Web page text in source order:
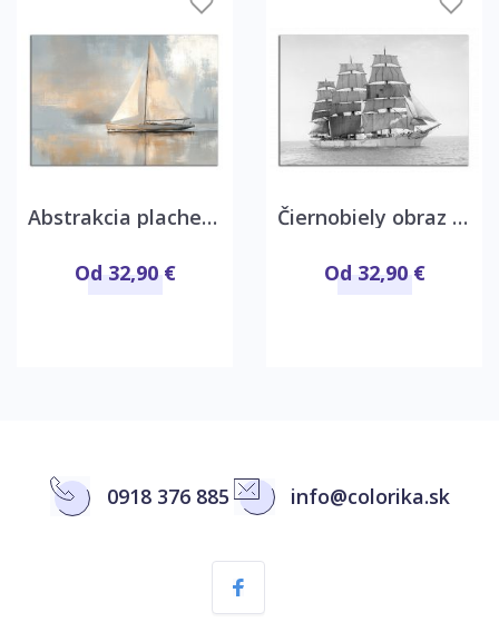
Abstrakcia plachetnica
Od 32,90 €
Čiernobiely obraz Plachetnica
Od 32,90 €
0918 376 885 info@colorika.sk